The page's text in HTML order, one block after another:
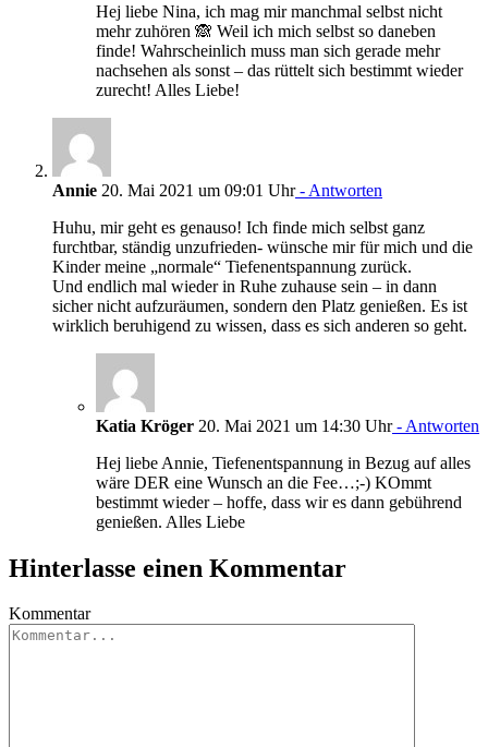
Hej liebe Nina, ich mag mir manchmal selbst nicht
mehr zuhören 🙈 Weil ich mich selbst so daneben
finde! Wahrscheinlich muss man sich gerade mehr
nachsehen als sonst – das rüttelt sich bestimmt wieder
zurecht! Alles Liebe!
Annie 20. Mai 2021 um 09:01 Uhr- Antworten
Huhu, mir geht es genauso! Ich finde mich selbst ganz
furchtbar, ständig unzufrieden- wünsche mir für mich und die
Kinder meine „normale“ Tiefenentspannung zurück.
Und endlich mal wieder in Ruhe zuhause sein – in dann
sicher nicht aufzuräumen, sondern den Platz genießen. Es ist
wirklich beruhigend zu wissen, dass es sich anderen so geht.
Katia Kröger 20. Mai 2021 um 14:30 Uhr- Antworten
Hej liebe Annie, Tiefenentspannung in Bezug auf alles
wäre DER eine Wunsch an die Fee…;-) KOmmt
bestimmt wieder – hoffe, dass wir es dann gebührend
genießen. Alles Liebe
Hinterlasse einen Kommentar
Kommentar